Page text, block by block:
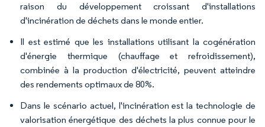
raison du développement croissant d'installations
d'incinération de déchets dans le monde entier.
Il est estimé que les installations utilisant la cogénération
d'énergie thermique (chauffage et refroidissement),
combinée à la production d'électricité, peuvent atteindre
des rendements optimaux de 80%.
Dans le scénario actuel, l'incinération est la technologie de
valorisation énergétique des déchets la plus connue pour le